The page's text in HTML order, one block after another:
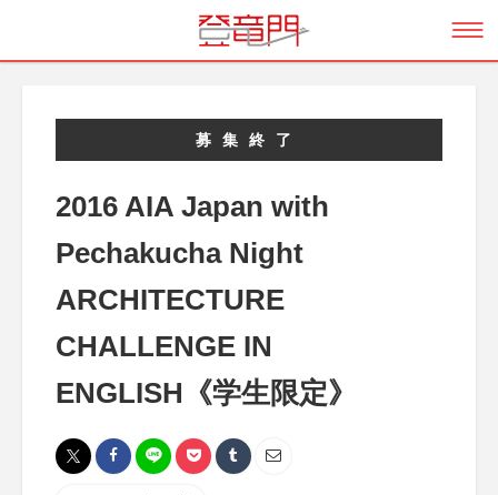
募集終了
2016 AIA Japan with
Pechakucha Night
ARCHITECTURE
CHALLENGE IN
ENGLISH《学生限定》